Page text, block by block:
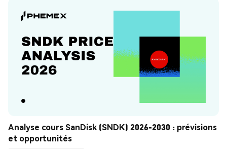
Analyse cours SanDisk (SNDK) 2026-2030 : prévisions
et opportunités